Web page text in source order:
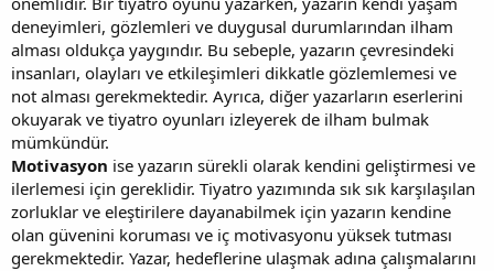
deneyimleri, gözlemleri ve duygusal durumlarından ilham
alması oldukça yaygındır. Bu sebeple, yazarın çevresindeki
insanları, olayları ve etkileşimleri dikkatle gözlemlemesi ve
not alması gerekmektedir. Ayrıca, diğer yazarların eserlerini
okuyarak ve tiyatro oyunları izleyerek de ilham bulmak
mümkündür.
Motivasyon ise yazarın sürekli olarak kendini geliştirmesi ve
ilerlemesi için gereklidir. Tiyatro yazımında sık sık karşılaşılan
zorluklar ve eleştirilere dayanabilmek için yazarın kendine
olan güvenini koruması ve iç motivasyonu yüksek tutması
gerekmektedir. Yazar, hedeflerine ulaşmak adına çalışmalarını